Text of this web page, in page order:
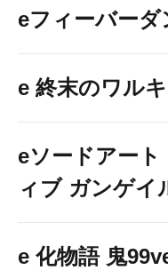
eフィーバー
e 終末のワル
eソードアー
ィブ ガンゲイ
e 化物語 鬼